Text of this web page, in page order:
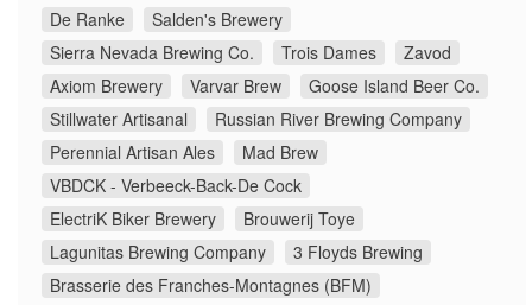
De Ranke
Salden's Brewery
Sierra Nevada Brewing Co.
Trois Dames
Zavod
Axiom Brewery
Varvar Brew
Goose Island Beer Co.
Stillwater Artisanal
Russian River Brewing Company
Perennial Artisan Ales
Mad Brew
VBDCK - Verbeeck-Back-De Cock
ElectriK Biker Brewery
Brouwerij Toye
Lagunitas Brewing Company
3 Floyds Brewing
Brasserie des Franches-Montagnes (BFM)